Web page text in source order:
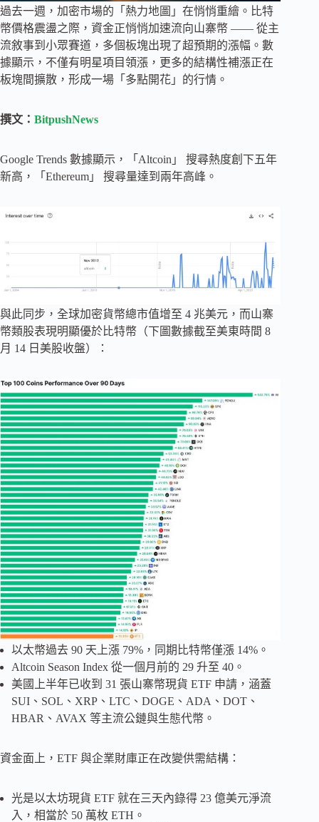
過去一週，加密市場的「熱力地圖」在悄悄重繪。比特
幣價格震盪之際，資金正悄悄加速流向山寨幣 —— 從主
流敘事到小眾賽道，多個板塊出現了超預期的漲幅。數
據顯示，不僅有明星項目領漲，更多的結構性補漲正在
板塊間擴散，形成一場「多點開花」的行情。
撰文： BitpushNews
Google Trends 數據顯示，「Altcoin」 搜尋熱度創下五年
新高，「Ethereum」 搜尋量達到兩年高峰。
與此同步，全球加密貨幣總市值增至 4 兆美元，而山寨
幣類股表現明顯優於比特幣（下圖數據截至美東時間 8
月 14 日美股收盤）：
以太幣過去 90 天上漲 79%，同期比特幣僅漲 14%。
Altcoin Season Index 從一個月前的 29 升至 40。
美國上半年已收到 31 張山寨幣現貨 ETF 申請，涵蓋
SUI、SOL、XRP、LTC、DOGE、ADA、DOT、
HBAR、AVAX 等主流公鏈與生態代幣。
資金面上，ETF 與企業財庫正在改變供需結構：
光是以太坊現貨 ETF 就在三天內錄得 23 億美元淨流
入，相當於 50 萬枚 ETH。